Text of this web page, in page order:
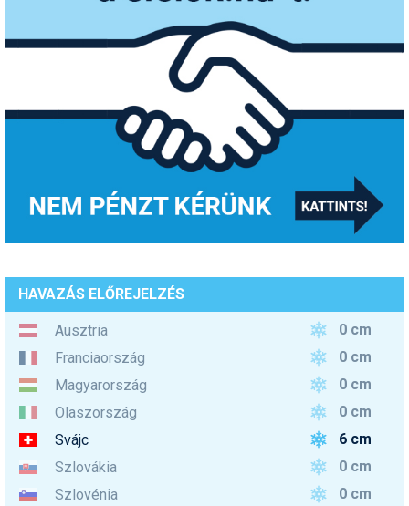
HAVAZÁS ELŐREJELZÉS
Ausztria
0 cm
Franciaország
0 cm
Magyarország
0 cm
Olaszország
0 cm
Svájc
6 cm
Szlovákia
0 cm
Szlovénia
0 cm